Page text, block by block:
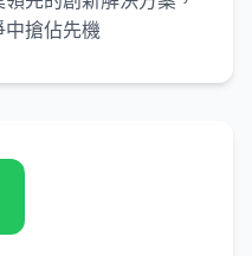
中搶佔先機